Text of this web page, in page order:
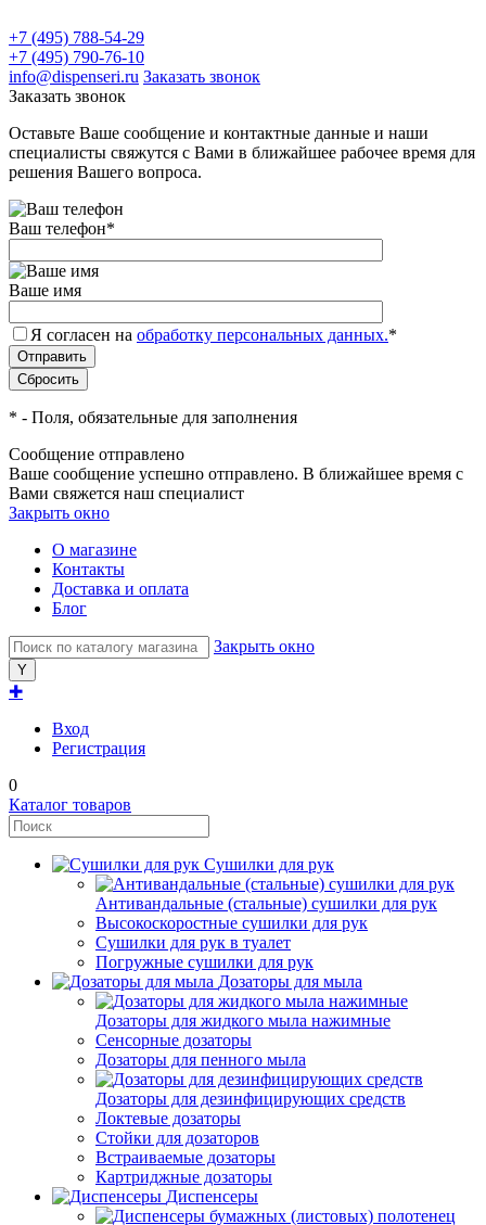
+7 (495) 788-54-29
+7 (495) 790-76-10
info@dispenseri.ru Заказать звонок
Заказать звонок
Оставьте Ваше сообщение и контактные данные и наши
специалисты свяжутся с Вами в ближайшее рабочее время для
решения Вашего вопроса.
Ваш телефон*
Ваше имя
Я согласен на обработку персональных данных.*
* - Поля, обязательные для заполнения
Сообщение отправлено
Ваше сообщение успешно отправлено. В ближайшее время с
Вами свяжется наш специалист
Закрыть окно
О магазине
Контакты
Доставка и оплата
Блог
Закрыть окно
✚
Вход
Регистрация
0
Каталог товаров
Сушилки для рук
Антивандальные (стальные) сушилки для рук
Высокоскоростные сушилки для рук
Сушилки для рук в туалет
Погружные сушилки для рук
Дозаторы для мыла
Дозаторы для жидкого мыла нажимные
Сенсорные дозаторы
Дозаторы для пенного мыла
Дозаторы для дезинфицирующих средств
Локтевые дозаторы
Стойки для дозаторов
Встраиваемые дозаторы
Картриджные дозаторы
Диспенсеры